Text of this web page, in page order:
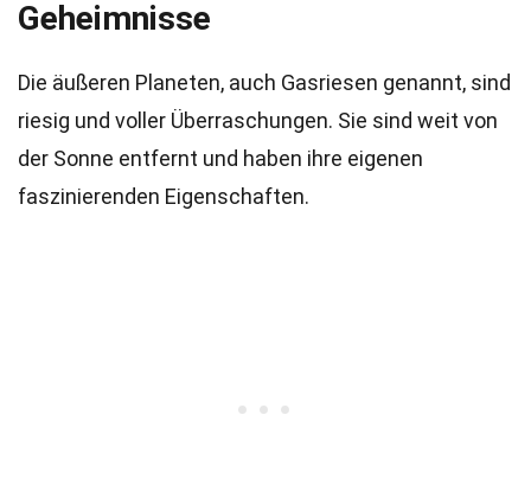
Geheimnisse
Die äußeren Planeten, auch Gasriesen genannt, sind
riesig und voller Überraschungen. Sie sind weit von
der Sonne entfernt und haben ihre eigenen
faszinierenden Eigenschaften.